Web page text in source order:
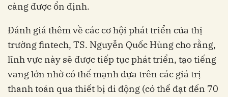
càng được ổn định.
Đánh giá thêm về các cơ hội phát triển của thị
trường fintech, TS. Nguyễn Quốc Hùng cho rằng,
lĩnh vực này sẽ được tiếp tục phát triển, tạo tiếng
vang lớn nhờ có thế mạnh dựa trên các giá trị
thanh toán qua thiết bị di động (có thể đạt đến 70